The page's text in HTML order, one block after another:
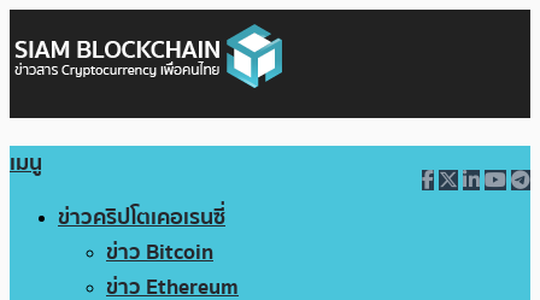
เมนู
ข่าวคริปโตเคอเรนซี่
ข่าว Bitcoin
ข่าว Ethereum